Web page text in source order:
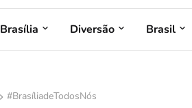
Brasília Diversão Brasil
#BrasíliadeTodosNós